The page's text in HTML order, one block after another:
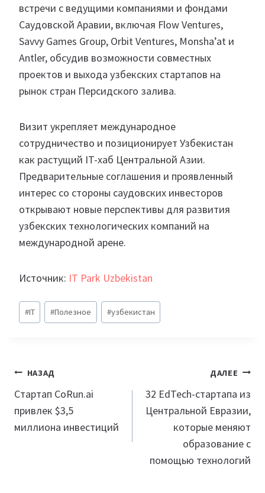
встречи с ведущими компаниями и фондами
Саудовской Аравии, включая Flow Ventures,
Savvy Games Group, Orbit Ventures, Monsha’at и
Antler, обсудив возможности совместных
проектов и выхода узбекских стартапов на
рынок стран Персидского залива.
Визит укрепляет международное
сотрудничество и позиционирует Узбекистан
как растущий IT-хаб Центральной Азии.
Предварительные соглашения и проявленный
интерес со стороны саудовских инвесторов
открывают новые перспективы для развития
узбекских технологических компаний на
международной арене.
Источник: IT Park Uzbekistan
Метки
записи:
#IT #Полезное #узбекистан
Навигация
по
записям
НАЗАД
Стартап CoRun.ai
привлек $3,5
миллиона инвестиций
ДАЛЕЕ
32 EdTech-стартапа из
Центральной Евразии,
которые меняют
образование с
помощью технологий